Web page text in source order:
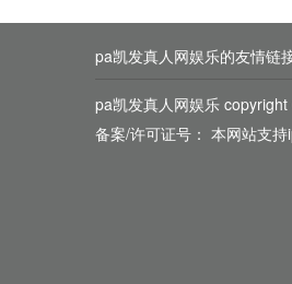
pa凯发真人网娱乐的友情链
pa凯发真人网娱乐
备案/许可证号： 本网站支